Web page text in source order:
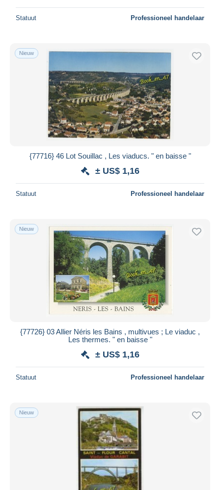
Statuut Professioneel handelaar
Nieuw
{77716} 46 Lot Souillac , Les viaducs. " en baisse "
± US$ 1,16
Statuut Professioneel handelaar
Nieuw
{77726} 03 Allier Néris les Bains , multivues ; Le viaduc ,
Les thermes. " en baisse "
± US$ 1,16
Statuut Professioneel handelaar
Nieuw